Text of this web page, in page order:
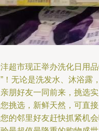
超市现正举办洗化日用
！无论是洗发水、沐浴露
朋好友一同前来，挑选
挑选，新鲜天然，可直
的邻里好友赶快抓紧机